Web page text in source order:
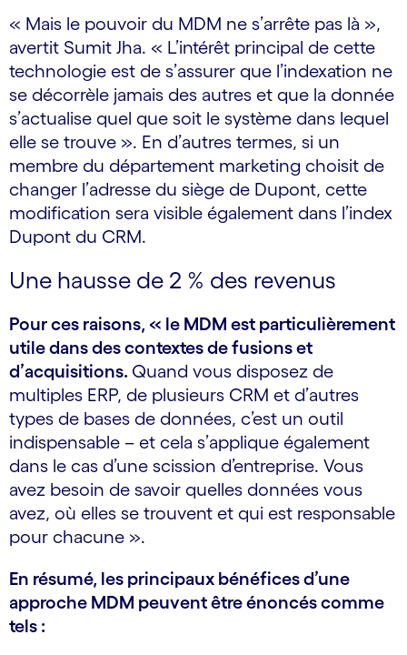
« Mais le pouvoir du MDM ne s’arrête pas là »,
avertit Sumit Jha. « L’intérêt principal de cette
technologie est de s’assurer que l’indexation ne
se décorrèle jamais des autres et que la donnée
s’actualise quel que soit le système dans lequel
elle se trouve ». En d’autres termes, si un
membre du département marketing choisit de
changer l’adresse du siège de Dupont, cette
modification sera visible également dans l’index
Dupont du CRM.
Une hausse de 2 % des revenus
Pour ces raisons, « le MDM est particulièrement
utile dans des contextes de fusions et
d’acquisitions. Quand vous disposez de
multiples ERP, de plusieurs CRM et d’autres
types de bases de données, c’est un outil
indispensable – et cela s’applique également
dans le cas d’une scission d’entreprise. Vous
avez besoin de savoir quelles données vous
avez, où elles se trouvent et qui est responsable
pour chacune ».
En résumé, les principaux bénéfices d’une
approche MDM peuvent être énoncés comme
tels :